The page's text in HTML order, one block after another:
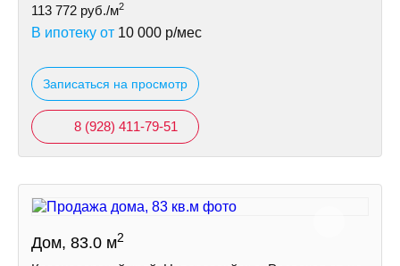
113 772 руб./м2
В ипотеку от 10 000 р/мес
Записаться на просмотр
8 (928) 411-79-51
Дом, 83.0 м2